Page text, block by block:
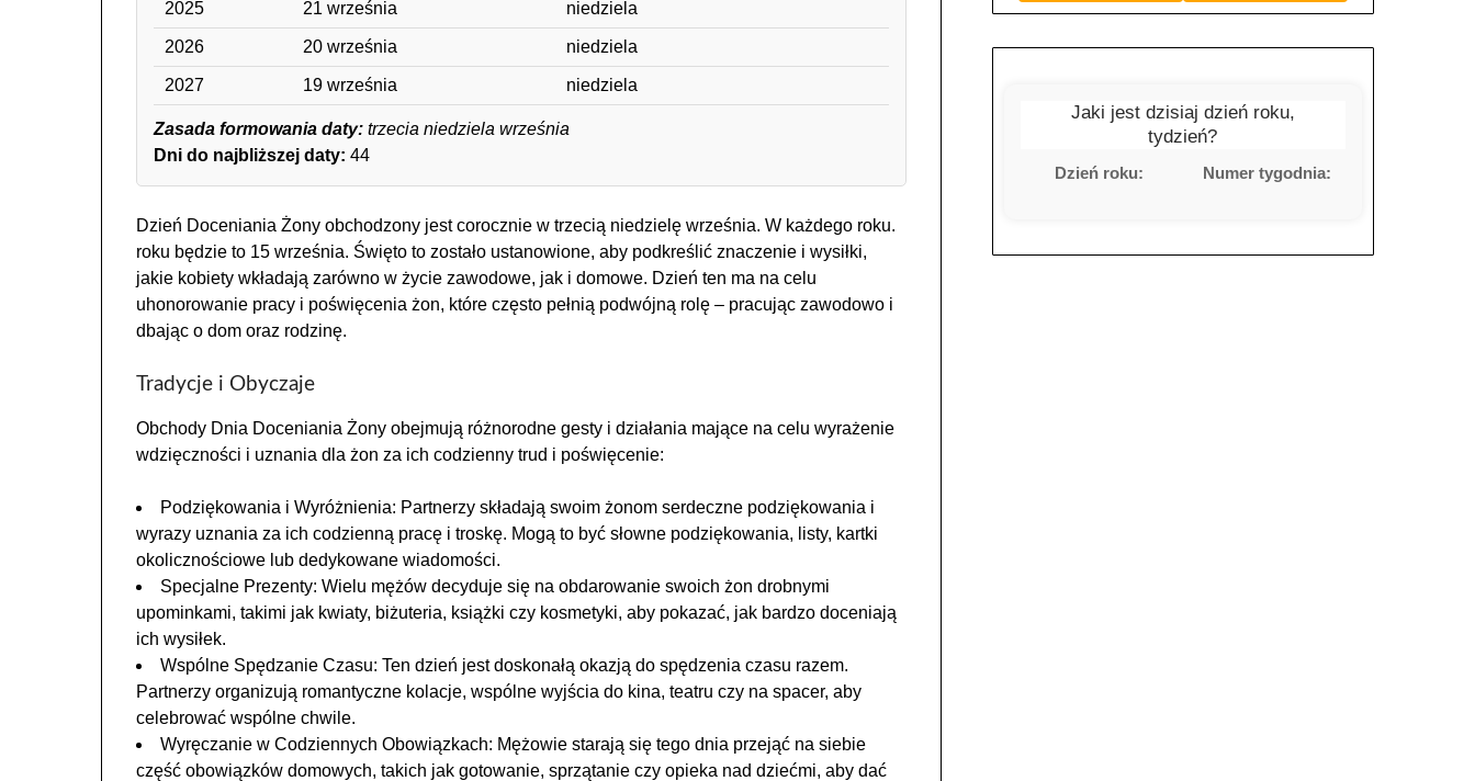
2025 21 września niedziela
2026 20 września niedziela
2027 19 września niedziela
Zasada formowania daty:trzecia niedziela września
Dni do najbliższej daty: 44
Dzień Doceniania Żony obchodzony jest corocznie w trzecią niedzielę września. W każdego roku.
roku będzie to 15 września. Święto to zostało ustanowione, aby podkreślić znaczenie i wysiłki,
jakie kobiety wkładają zarówno w życie zawodowe, jak i domowe. Dzień ten ma na celu
uhonorowanie pracy i poświęcenia żon, które często pełnią podwójną rolę – pracując zawodowo i
dbając o dom oraz rodzinę.
Tradycje i Obyczaje
Obchody Dnia Doceniania Żony obejmują różnorodne gesty i działania mające na celu wyrażenie
wdzięczności i uznania dla żon za ich codzienny trud i poświęcenie:
Podziękowania i Wyróżnienia: Partnerzy składają swoim żonom serdeczne podziękowania i
wyrazy uznania za ich codzienną pracę i troskę. Mogą to być słowne podziękowania, listy, kartki
okolicznościowe lub dedykowane wiadomości.
Specjalne Prezenty: Wielu mężów decyduje się na obdarowanie swoich żon drobnymi
upominkami, takimi jak kwiaty, biżuteria, książki czy kosmetyki, aby pokazać, jak bardzo doceniają
ich wysiłek.
Wspólne Spędzanie Czasu: Ten dzień jest doskonałą okazją do spędzenia czasu razem.
Partnerzy organizują romantyczne kolacje, wspólne wyjścia do kina, teatru czy na spacer, aby
celebrować wspólne chwile.
Wyręczanie w Codziennych Obowiązkach: Mężowie starają się tego dnia przejąć na siebie
część obowiązków domowych, takich jak gotowanie, sprzątanie czy opieka nad dziećmi, aby dać
Jaki jest dzisiaj dzień roku,
tydzień?
Dzień roku: Numer tygodnia: